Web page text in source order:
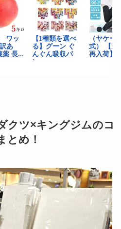
クツ×キングジムのコ
とめ！